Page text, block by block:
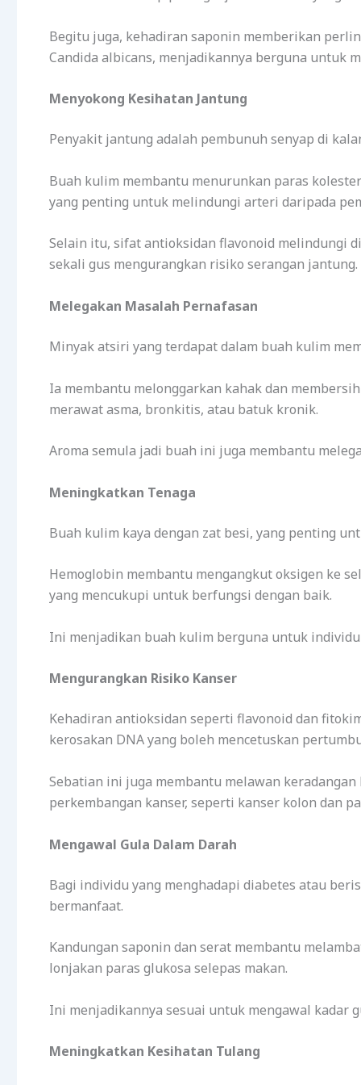
Begitu juga, kehadiran saponin memberikan
Candida albicans, menjadikannya berguna untuk
Menyokong Kesihatan Jantung
Penyakit jantung adalah pembunuh senyap di
Buah kulim membantu menurunkan paras
yang penting untuk melindungi arteri daripada
Selain itu, sifat antioksidan flavonoid melindungi
sekali gus mengurangkan risiko serangan jantung.
Melegakan Masalah Pernafasan
Minyak atsiri yang terdapat dalam buah kulim
Ia membantu melonggarkan kahak dan
merawat asma, bronkitis, atau batuk kronik.
Aroma semula jadi buah ini juga membantu
Meningkatkan Tenaga
Buah kulim kaya dengan zat besi, yang penting
Hemoglobin membantu mengangkut oksigen ke
yang mencukupi untuk berfungsi dengan baik.
Ini menjadikan buah kulim berguna untuk
Mengurangkan Risiko Kanser
Kehadiran antioksidan seperti flavonoid dan
kerosakan DNA yang boleh mencetuskan
Sebatian ini juga membantu melawan
perkembangan kanser, seperti kanser kolon dan
Mengawal Gula Dalam Darah
Bagi individu yang menghadapi diabetes atau
bermanfaat.
Kandungan saponin dan serat membantu
lonjakan paras glukosa selepas makan.
Ini menjadikannya sesuai untuk mengawal kadar
Meningkatkan Kesihatan Tulang